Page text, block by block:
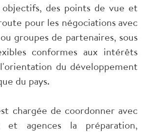
objectifs, des points de vue et
pour les négociations avec
groupes de partenaires, sous
conformes aux intérêts
du développement
du pays.
chargée de coordonner avec
et agences la préparation,